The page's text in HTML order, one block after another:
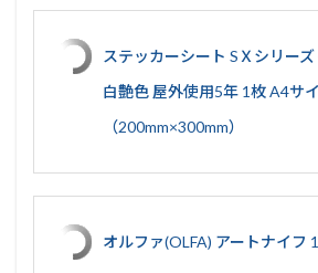
ステッカーシート SＸシリー
白艶色 屋外使用5年 1枚 A4サ
（200mm×300mm）
オルファ(OLFA) アートナイフ